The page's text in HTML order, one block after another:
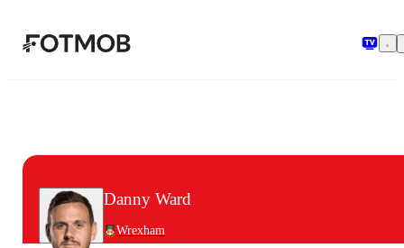
Danny Ward
Wrexham